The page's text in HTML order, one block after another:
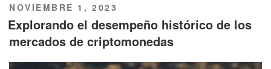
PUBLICADO
EL
NOVIEMBRE 1, 2023
Explorando el desempeño histórico de los
mercados de criptomonedas